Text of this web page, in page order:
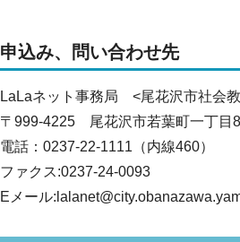
申込み、問い合わせ先
LaLaネット事務局 <尾花沢市社会
〒999-4225 尾花沢市若葉町一丁目
電話：0237-22-1111（内線460）
ファクス:0237-24-0093
Eメール